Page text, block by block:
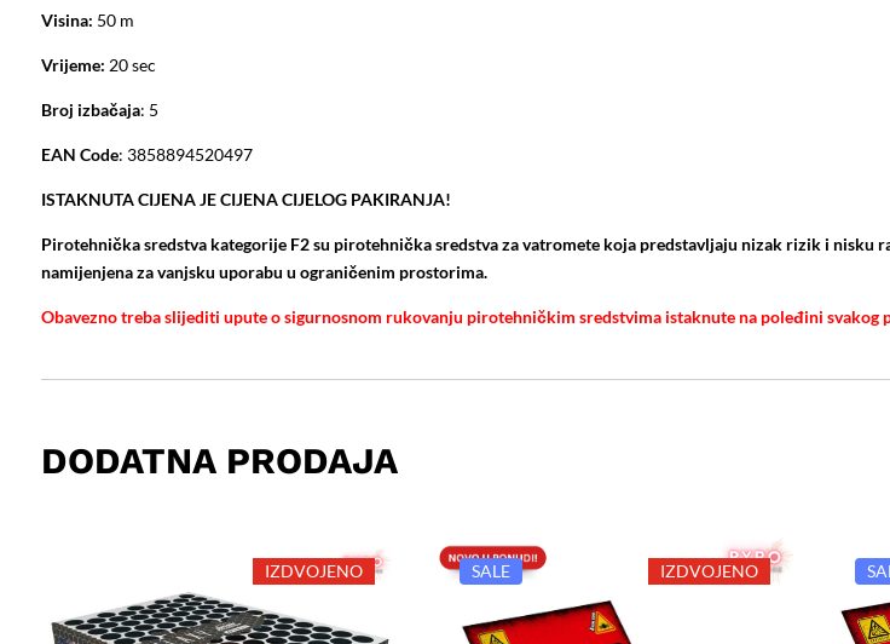
Visina: 50 m
Vrijeme: 20 sec
Broj izbačaja: 5
EAN Code: 3858894520497
ISTAKNUTA CIJENA JE CIJENA CIJELOG PAKIRANJA!
Pirotehnička sredstva kategorije F2 su pirotehnička sredstva za vatromete koja predstavljaju nizak rizik i nisku
namijenjena za vanjsku uporabu u ograničenim prostorima.
Obavezno treba slijediti upute o sigurnosnom rukovanju pirotehničkim sredstvima istaknute na poleđini svakog
DODATNA PRODAJA
IZDVOJENO SALE IZDVOJENO